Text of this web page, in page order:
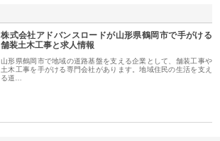
株式会社アドバンスロードが山形県鶴岡市で手がける
舗装土木工事と求人情報
山形県鶴岡市で地域の道路基盤を支える企業として、舗装工事や
土木工事を手がける専門会社があります。地域住民の生活を支え
る道…